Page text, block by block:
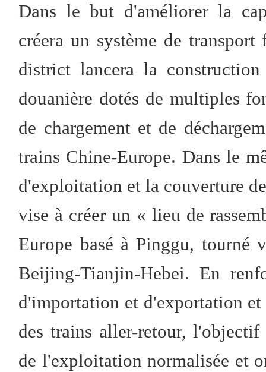
Dans le but d'améliorer la
créera un système de
district lancera la
douanière dotés de multiples
de chargement et de
trains Chine-Europe. Dans le
d'exploitation et la couverture
vise à créer un « lieu de
Europe basé à Pinggu, tourné
Beijing-Tianjin-Hebei. En
d'importation et d'exportation
des trains aller-retour,
de l'exploitation normalisée et